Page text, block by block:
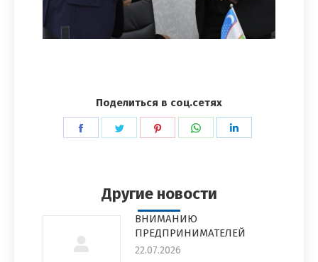
Поделиться в соц.сетях
ПоделитьсяПоделитьсяПоделитьсяПоделиться
Другие новости
ВНИМАНИЮ
ПРЕДПРИНИМАТЕЛЕЙ
22.07.2026